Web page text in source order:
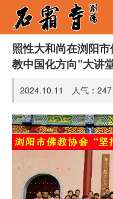
照性大和尚在浏阳
教中国化方向”大讲
2024.10.11 人气： 247